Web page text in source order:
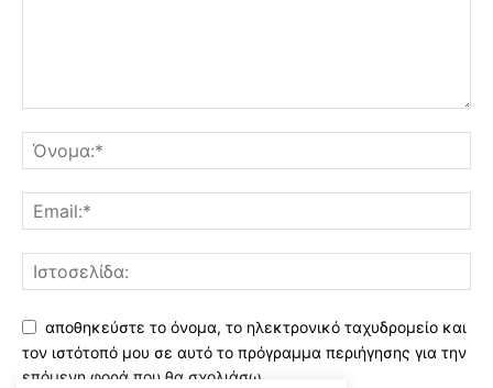
αποθηκεύστε το όνομα, το ηλεκτρονικό ταχυδρομείο και
τον ιστότοπό μου σε αυτό το πρόγραμμα περιήγησης για την
επόμενη φορά που θα σχολιάσω.